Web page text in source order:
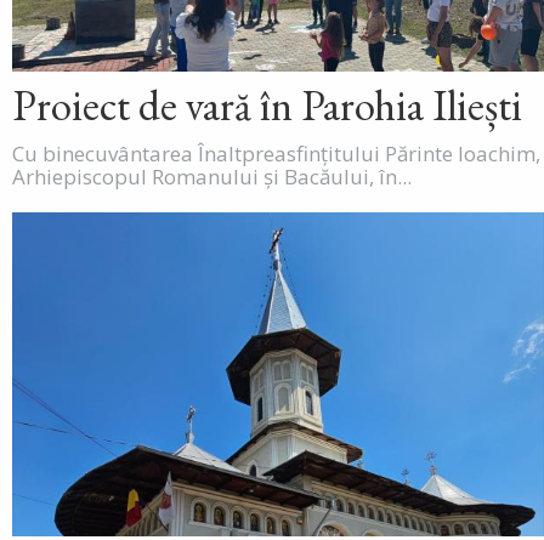
Proiect de vară în Parohia Iliești
Cu binecuvântarea Înaltpreasfințitului Părinte Ioachim,
Arhiepiscopul Romanului și Bacăului, în...